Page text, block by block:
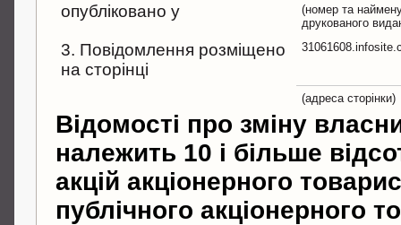
опубліковано у
(номер та
друкованого
3. Повідомлення розміщено
на сторінці
(адреса сторінки)
Відомості про зміну
належить 10 і більше
акцій акціонерного
публічного акціонерного